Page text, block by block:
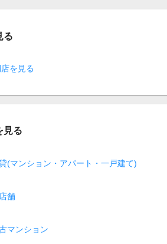
る
を見る
見る
(マンション・アパート・一戸建て)
舗
マンション